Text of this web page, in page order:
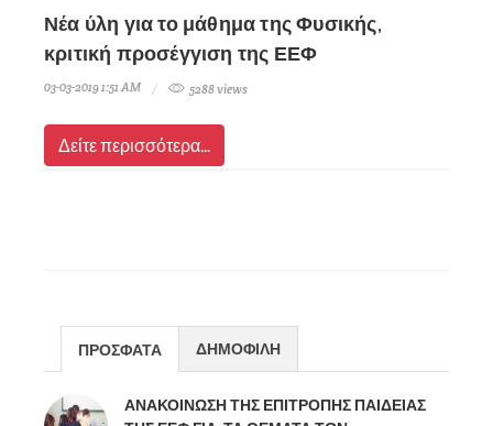
Νέα ύλη για το μάθημα της Φυσικής,
κριτική προσέγγιση της ΕΕΦ
03-03-2019 1:51 AM 5288 views
Δείτε περισσότερα...
ΠΡΟΣΦΑΤΑ ΔΗΜΟΦΙΛΗ
ΑΝΑΚΟΙΝΩΣΗ ΤΗΣ ΕΠΙΤΡΟΠΗΣ ΠΑΙΔΕΙΑΣ